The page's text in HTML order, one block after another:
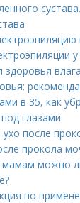
здоровья
в 35, как
глазами
после
прокола
можно
по